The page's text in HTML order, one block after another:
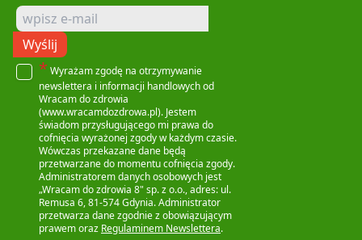
Wyślij
* Wyrażam zgodę na otrzymywanie
newslettera i informacji handlowych od
Wracam do zdrowia
(www.wracamdozdrowa.pl). Jestem
świadom przysługującego mi prawa do
cofnięcia wyrażonej zgody w każdym czasie.
Wówczas przekazane dane będą
przetwarzane do momentu cofnięcia zgody.
Administratorem danych osobowych jest
„Wracam do zdrowia 8" sp. z o.o., adres: ul.
Remusa 6, 81-574 Gdynia. Administrator
przetwarza dane zgodnie z obowiązującym
prawem oraz Regulaminem Newslettera.